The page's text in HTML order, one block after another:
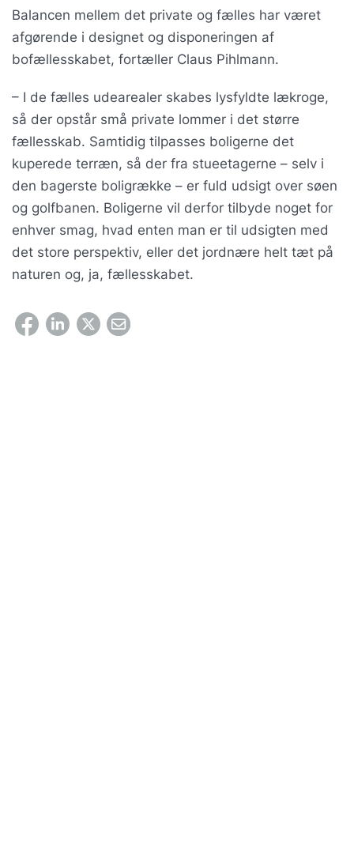
Balancen mellem det private og fælles har været
afgørende i designet og disponeringen af
bofællesskabet, fortæller Claus Pihlmann.
– I de fælles udearealer skabes lysfyldte lækroge,
så der opstår små private lommer i det større
fællesskab. Samtidig tilpasses boligerne det
kuperede terræn, så der fra stueetagerne – selv i
den bagerste boligrække – er fuld udsigt over søen
og golfbanen. Boligerne vil derfor tilbyde noget for
enhver smag, hvad enten man er til udsigten med
det store perspektiv, eller det jordnære helt tæt på
naturen og, ja, fællesskabet.